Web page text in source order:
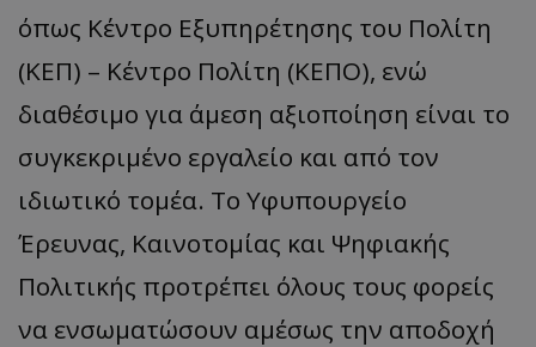
όπως Κέντρο Εξυπηρέτησης του Πολίτη
(ΚΕΠ) – Κέντρο Πολίτη (ΚΕΠΟ), ενώ
διαθέσιμο για άμεση αξιοποίηση είναι το
συγκεκριμένο εργαλείο και από τον
ιδιωτικό τομέα. Το Υφυπουργείο
Έρευνας, Καινοτομίας και Ψηφιακής
Πολιτικής προτρέπει όλους τους φορείς
να ενσωματώσουν αμέσως την αποδοχή